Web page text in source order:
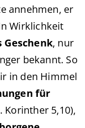
annehmen, er
Wirklichkeit
Geschenk, nur
bekannt. So
in den Himmel
für
Korinther 5,10),